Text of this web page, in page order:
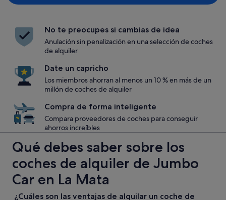
No te preocupes si cambias de idea
Anulación sin penalización en una selección de coches
de alquiler
Date un capricho
Los miembros ahorran al menos un 10 % en más de un
millón de coches de alquiler
Compra de forma inteligente
Compara proveedores de coches para conseguir
ahorros increíbles
Qué debes saber sobre los
coches de alquiler de Jumbo
Car en La Mata
¿Cuáles son las ventajas de alquilar un coche de